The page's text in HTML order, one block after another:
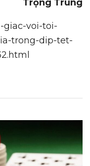
Trọng Trung
giac-voi-toi-
trong-dip-tet-